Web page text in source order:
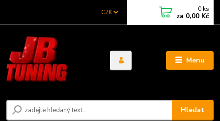
Menu
CZK
Hledat
0 ks
za 0,00 Kč